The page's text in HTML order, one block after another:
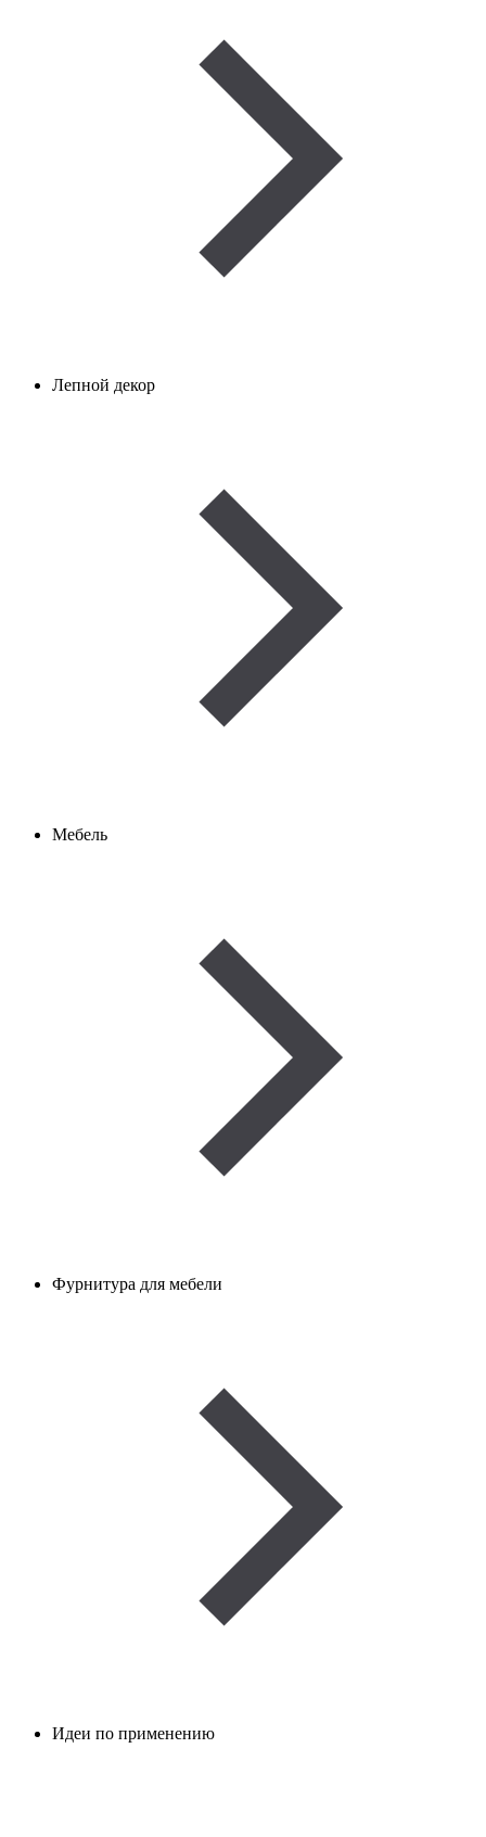
Лепной декор
Мебель
Фурнитура для мебели
Идеи по применению